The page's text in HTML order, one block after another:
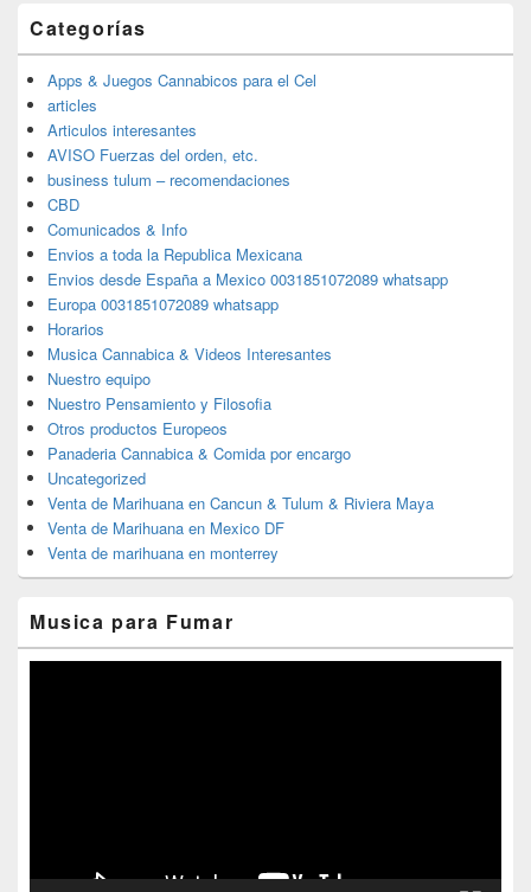
Categorías
Apps & Juegos Cannabicos para el Cel
articles
Articulos interesantes
AVISO Fuerzas del orden, etc.
business tulum – recomendaciones
CBD
Comunicados & Info
Envios a toda la Republica Mexicana
Envios desde España a Mexico 0031851072089 whatsapp
Europa 0031851072089 whatsapp
Horarios
Musica Cannabica & Videos Interesantes
Nuestro equipo
Nuestro Pensamiento y Filosofia
Otros productos Europeos
Panaderia Cannabica & Comida por encargo
Uncategorized
Venta de Marihuana en Cancun & Tulum & Riviera Maya
Venta de Marihuana en Mexico DF
Venta de marihuana en monterrey
Musica para Fumar